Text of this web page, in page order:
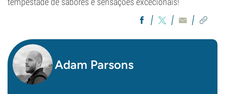
Adam Parsons